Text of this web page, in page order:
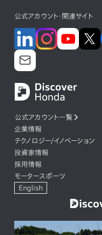
公式アカウント・関連サイト
公式アカウント一覧
企業情報
テクノロジー/イノベーション
投資家情報
採用情報
モータースポーツ
English